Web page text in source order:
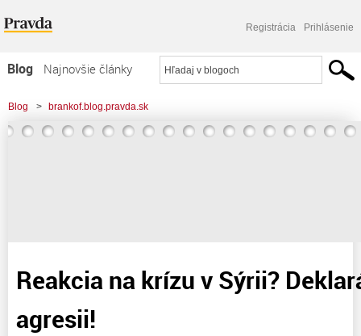
Registrácia Prihlásenie
Blog
Najnovšie články
Najčítanejšie články
Najkomentovanejšie články
Blog > brankof.blog.pravda.sk
> Reakcia na krízu v Sýrii? Deklarácia proti agresii!
Reakcia na krízu v Sýrii?
agresii!